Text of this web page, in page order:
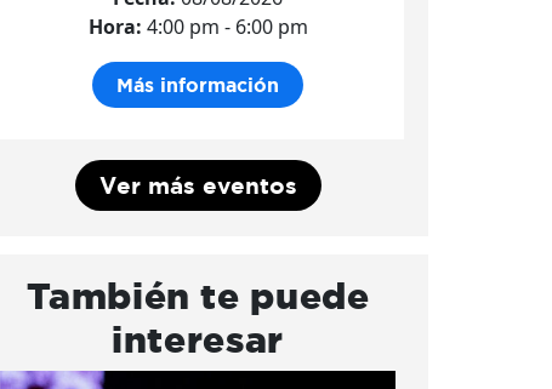
Hora: 4:00 pm - 6:00 pm
Más información
Ver más eventos
También te puede
interesar